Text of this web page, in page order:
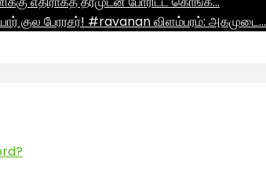
பேரரசர்! #ravanan விளம்பரம்: அகமுடை…